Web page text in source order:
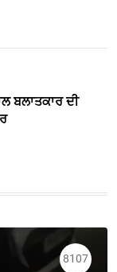
ਬਲਾਤਕਾਰ ਦੀ
8107